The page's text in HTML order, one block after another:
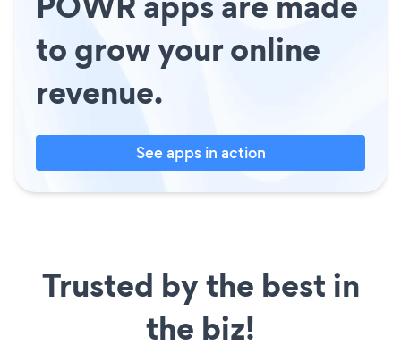
to grow your online
revenue.
See apps in action
Trusted by the best in
the biz!